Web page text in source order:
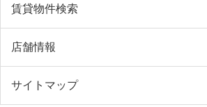
賃貸物件検索
店舗情報
サイトマップ